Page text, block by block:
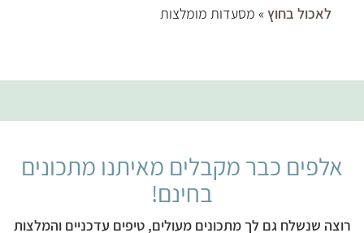
לאכול בחוץ » מסעדות מומלצות
אלפים כבר מקבלים מאיתנו מתכונים
בחינם!
רוצה שנשלח גם לך מתכונים מעולים, טיפים עדכניים והמלצות